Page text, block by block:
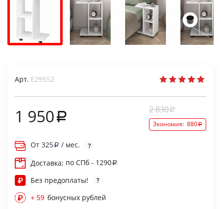
Арт. Е29552
1 950 2 830
Экономия: 880
От 325
/ мес.
Доставка: по СПб - 1290
Без предоплаты!
+ 59 бонусных рублей